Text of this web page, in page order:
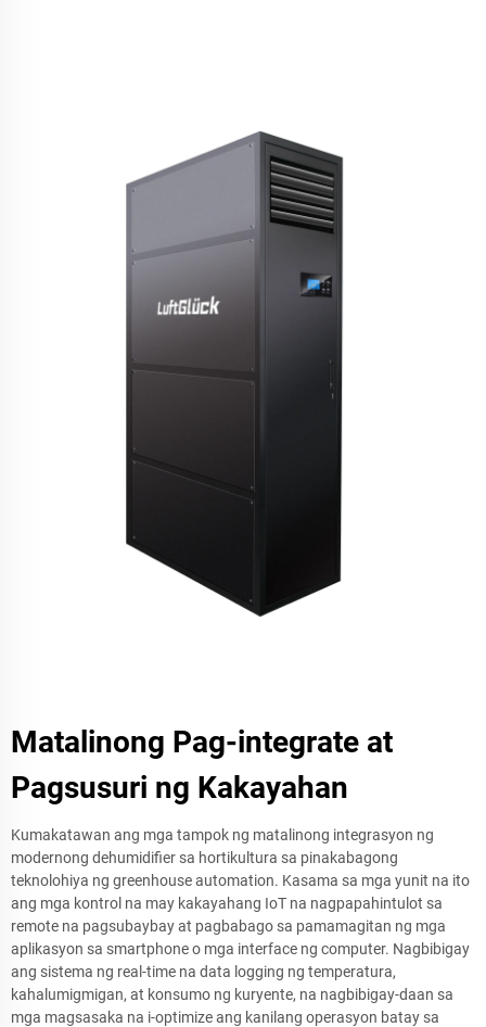
Matalinong Pag-integrate at
Pagsusuri ng Kakayahan
Kumakatawan ang mga tampok ng matalinong integrasyon ng
modernong dehumidifier sa hortikultura sa pinakabagong
teknolohiya ng greenhouse automation. Kasama sa mga yunit na ito
ang mga kontrol na may kakayahang IoT na nagpapahintulot sa
remote na pagsubaybay at pagbabago sa pamamagitan ng mga
aplikasyon sa smartphone o mga interface ng computer. Nagbibigay
ang sistema ng real-time na data logging ng temperatura,
kahalumigmigan, at konsumo ng kuryente, na nagbibigay-daan sa
mga magsasaka na i-optimize ang kanilang operasyon batay sa